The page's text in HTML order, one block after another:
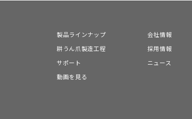
製品ラインナップ
耕うん爪製造工程
サポート
動画を見る
会社情報
採用情報
ニュース